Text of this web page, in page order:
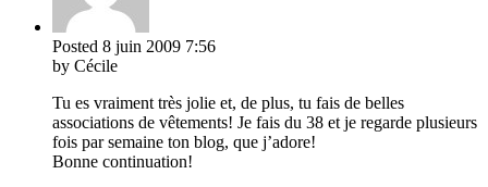
Posted 8 juin 2009 7:56
by Cécile
Tu es vraiment très jolie et, de plus, tu fais de belles
associations de vêtements! Je fais du 38 et je regarde plusieurs
fois par semaine ton blog, que j’adore!
Bonne continuation!